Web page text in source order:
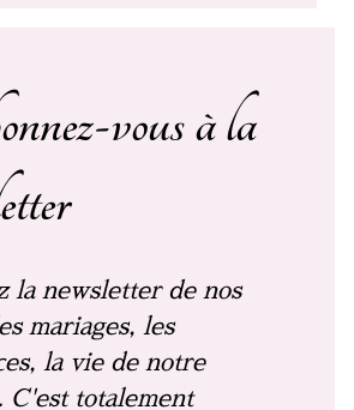
vous à la
la newsletter de nos
mariages, les
la vie de notre
C'est totalement